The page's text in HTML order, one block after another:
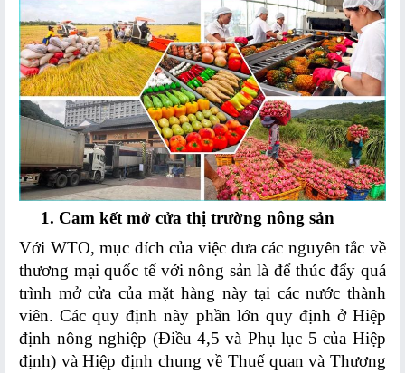
TIN
TỨC
SỰ
KIỆN
Hoạt
động
TMĐT
Phòng
Hoạt
động
TMĐT
ngành
1. Cam kết mở cửa thị trường nông sản
Với WTO, mục đích của việc đưa các nguyên tắc về
thương mại quốc tế với nông sản là để thúc đẩy quá
trình mở cửa của mặt hàng này tại các nước thành
viên. Các quy định này phần lớn quy định ở Hiệp
định nông nghiệp (Điều 4,5 và Phụ lục 5 của Hiệp
định) và Hiệp định chung về Thuế quan và Thương